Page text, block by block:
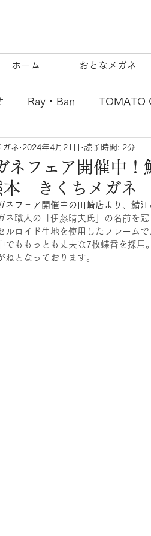
ホーム おとなメガネ
Ray・Ban TOMATO
hers SOLAIZ
mu tsubura
agnes b. ENFANT
ネフェア開催中
きくちメガネ
ガネ 2024年4月21日 読了時間: 2分
ネフェア開催中の田崎店より、鯖
ネ職人の「伊藤晴夫氏」の名前を
ルロイド生地を使用したフレーム
でももっとも丈夫な7枚蝶番を採用
ねとなっております。